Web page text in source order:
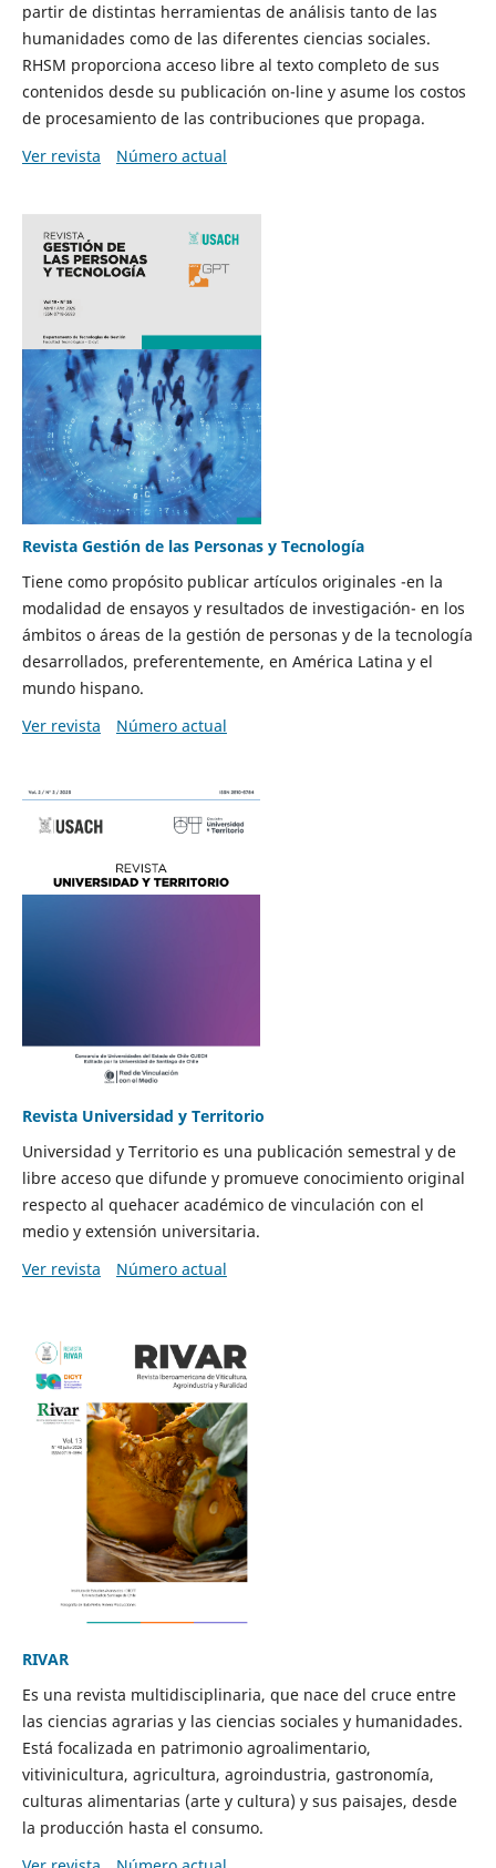
partir de distintas herramientas de análisis tanto de las
humanidades como de las diferentes ciencias sociales.
RHSM proporciona acceso libre al texto completo de sus
contenidos desde su publicación on-line y asume los costos
de procesamiento de las contribuciones que propaga.
Ver revista
Número actual
Revista Gestión de las Personas y Tecnología
Tiene como propósito publicar artículos originales -en la
modalidad de ensayos y resultados de investigación- en los
ámbitos o áreas de la gestión de personas y de la tecnología
desarrollados, preferentemente, en América Latina y el
mundo hispano.
Ver revista
Número actual
Revista Universidad y Territorio
Universidad y Territorio es una publicación semestral y de
libre acceso que difunde y promueve conocimiento original
respecto al quehacer académico de vinculación con el
medio y extensión universitaria.
Ver revista
Número actual
RIVAR
Es una revista multidisciplinaria, que nace del cruce entre
las ciencias agrarias y las ciencias sociales y humanidades.
Está focalizada en patrimonio agroalimentario,
vitivinicultura, agricultura, agroindustria, gastronomía,
culturas alimentarias (arte y cultura) y sus paisajes, desde
la producción hasta el consumo.